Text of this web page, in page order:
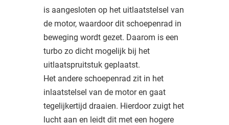
is aangesloten op het uitlaatstelsel van
de motor, waardoor dit schoepenrad in
beweging wordt gezet. Daarom is een
turbo zo dicht mogelijk bij het
uitlaatspruitstuk geplaatst.
Het andere schoepenrad zit in het
inlaatstelsel van de motor en gaat
tegelijkertijd draaien. Hierdoor zuigt het
lucht aan en leidt dit met een hogere